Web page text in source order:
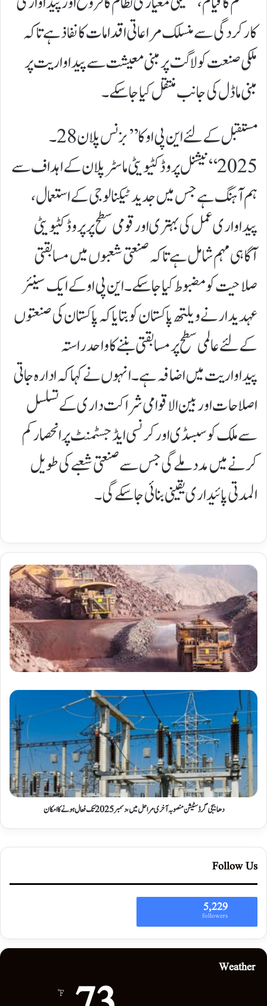
کارکردگی سے منسلک مراعاتی اقدامات کا نفاذ ہے تاکہ
ملکی صنعت کو لاگت پر مبنی معیشت سے پیداواریت پر
مبنی ماڈل کی جانب منتقل کیا جا سکے۔
مستقبل کے لئے این پی او کا ’’بزنس پلان28۔
2025‘‘ نیشنل پروڈکٹیویٹی ماسٹر پلان کے اہداف سے
ہم آہنگ ہے جس میں جدید ٹیکنالوجی کے استعمال،
پیداواری عمل کی بہتری اور قومی سطح پر پروڈکٹیویٹی
آگاہی مہم شامل ہے تاکہ صنعتی شعبوں میں مسابقتی
صلاحیت کو مضبوط کیا جا سکے۔این پی او کے ایک سینئر
عہدیدار نے ویلتھ پاکستان کو بتایا کہ پاکستان کی صنعتوں
کے لئے عالمی سطح پر مسابقتی بننے کا واحد راستہ
پیداواریت میں اضافہ ہے۔ انہوں نے کہا کہ ادارہ جاتی
اصلاحات اور بین الاقوامی شراکت داری کے تسلسل
سے ملک کو سبسڈی اور کرنسی ایڈجسٹمنٹ پر انحصار کم
کرنے میں مدد ملے گی جس سے صنعتی شعبے کی طویل
المدتی پائیداری یقینی بنائی جا سکے گی۔
دھابیجی گرڈ سٹیشن منصوبہ آخری مراحل میں، دسمبر 2025 تک فعال ہونے کا امکان
Follow Us
5,229
followers
Weather
℉